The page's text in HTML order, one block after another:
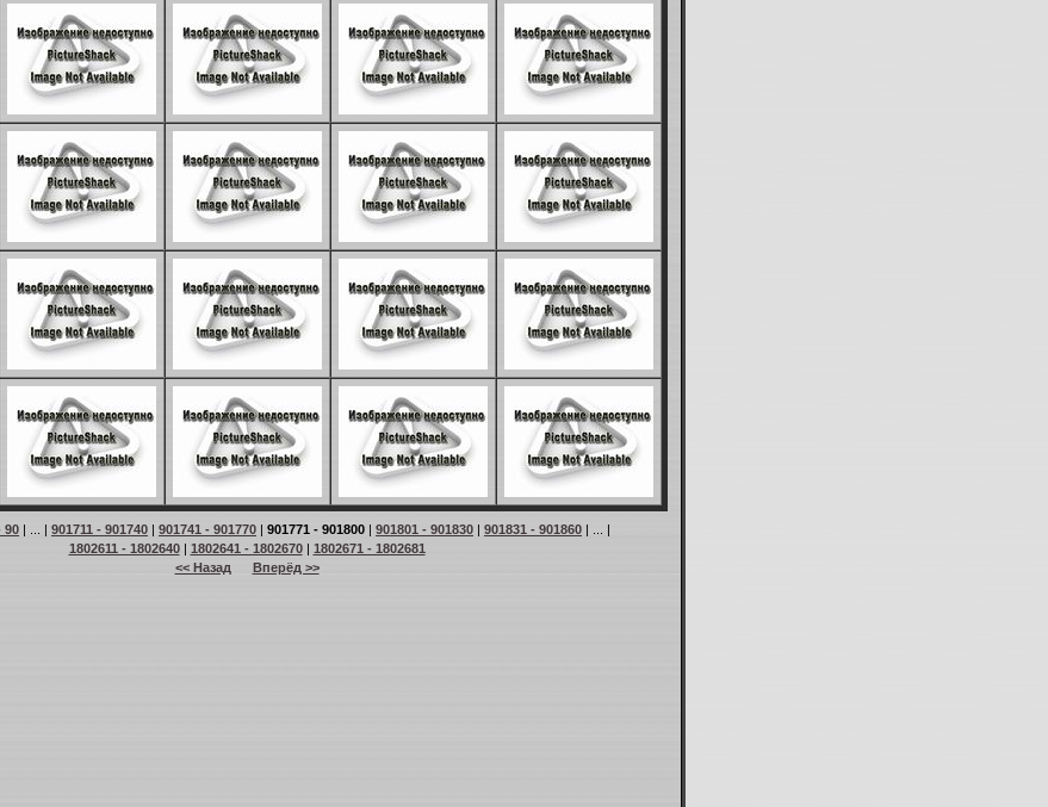
90 | ... | 901711 - 901740 | 901741 - 901770 | 901771 - 901800 | 901801 - 901830 | 901831 - 901860 | ... |
1802611 - 1802640| 1802641 - 1802670| 1802671 - 1802681
<< Назад
Вперёд >>